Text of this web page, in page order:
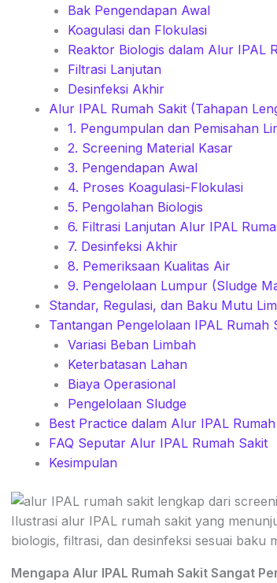
Bak Pengendapan Awal
Koagulasi dan Flokulasi
Reaktor Biologis dalam Alur IPAL
Filtrasi Lanjutan
Desinfeksi Akhir
Alur IPAL Rumah Sakit (Tahapan
1. Pengumpulan dan Pemisahan
2. Screening Material Kasar
3. Pengendapan Awal
4. Proses Koagulasi-Flokulasi
5. Pengolahan Biologis
6. Filtrasi Lanjutan Alur IPAL
7. Desinfeksi Akhir
8. Pemeriksaan Kualitas Air
9. Pengelolaan Lumpur (Sludge
Standar, Regulasi, dan Baku Mutu
Tantangan Pengelolaan IPAL Rumah
Variasi Beban Limbah
Keterbatasan Lahan
Biaya Operasional
Pengelolaan Sludge
Best Practice dalam Alur IPAL
FAQ Seputar Alur IPAL Rumah Sakit
Kesimpulan
Ilustrasi alur IPAL rumah sakit yang
biologis, filtrasi, dan desinfeksi sesuai baku
Mengapa Alur IPAL Rumah Sakit Sangat